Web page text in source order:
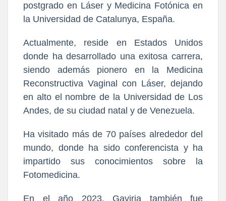
postgrado en Láser y Medicina Fotónica en
la Universidad de Catalunya, España.
Actualmente, reside en Estados Unidos
donde ha desarrollado una exitosa carrera,
siendo además pionero en la Medicina
Reconstructiva Vaginal con Láser, dejando
en alto el nombre de la Universidad de Los
Andes, de su ciudad natal y de Venezuela.
Ha visitado más de 70 países alrededor del
mundo, donde ha sido conferencista y ha
impartido sus conocimientos sobre la
Fotomedicina.
En el año 2023, Gaviria también fue